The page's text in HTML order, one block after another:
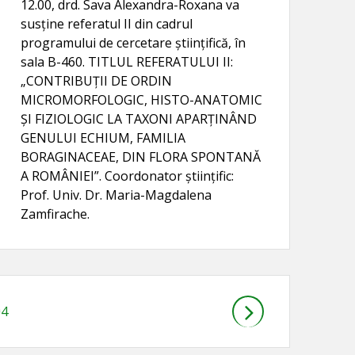
12.00, drd. Sava Alexandra-Roxana va
susţine referatul II din cadrul
programului de cercetare ştiinţifică, în
sala B-460. TITLUL REFERATULUI II:
„CONTRIBUŢII DE ORDIN
MICROMORFOLOGIC, HISTO-ANATOMIC
ŞI FIZIOLOGIC LA TAXONI APARŢINÂND
GENULUI ECHIUM, FAMILIA
BORAGINACEAE, DIN FLORA SPONTANĂ
A ROMÂNIEI”. Coordonator știinţific:
Prof. Univ. Dr. Maria-Magdalena
Zamfirache.